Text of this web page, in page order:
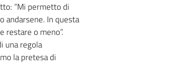
“Mi permetto di
andarsene. In questa
restare o meno”.
una regola
la pretesa di